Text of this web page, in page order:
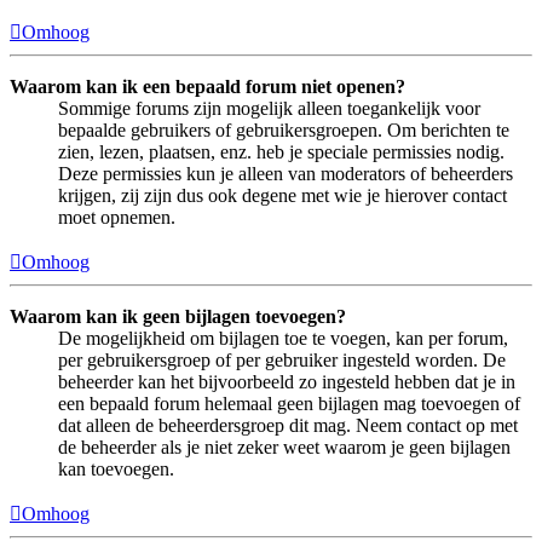
Omhoog
Waarom kan ik een bepaald forum niet openen?
Sommige forums zijn mogelijk alleen toegankelijk voor
bepaalde gebruikers of gebruikersgroepen. Om berichten te
zien, lezen, plaatsen, enz. heb je speciale permissies nodig.
Deze permissies kun je alleen van moderators of beheerders
krijgen, zij zijn dus ook degene met wie je hierover contact
moet opnemen.
Omhoog
Waarom kan ik geen bijlagen toevoegen?
De mogelijkheid om bijlagen toe te voegen, kan per forum,
per gebruikersgroep of per gebruiker ingesteld worden. De
beheerder kan het bijvoorbeeld zo ingesteld hebben dat je in
een bepaald forum helemaal geen bijlagen mag toevoegen of
dat alleen de beheerdersgroep dit mag. Neem contact op met
de beheerder als je niet zeker weet waarom je geen bijlagen
kan toevoegen.
Omhoog